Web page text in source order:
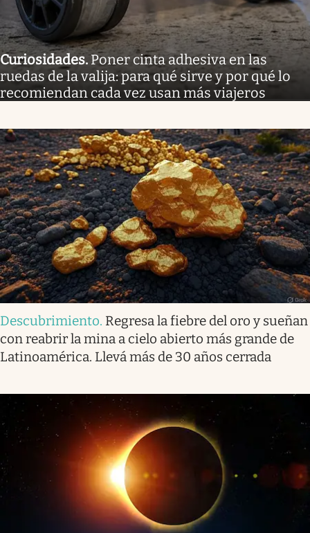
Curiosidades. Poner cinta adhesiva en las
ruedas de la valija: para qué sirve y por qué lo
recomiendan cada vez usan más viajeros
Descubrimiento. Regresa la fiebre del oro y sueñan
con reabrir la mina a cielo abierto más grande de
Latinoamérica. Llevá más de 30 años cerrada